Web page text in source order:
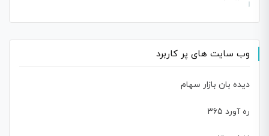
وب سایت های پر کاربرد
دیده بان بازار سهام
ره آورد 365